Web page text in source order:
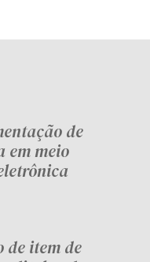
de
em meio
de item de